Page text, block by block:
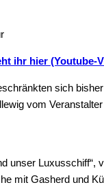
ihr hier (Youtube-
sich
vom
unser
mit Gasherd und